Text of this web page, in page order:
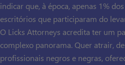
indicar que, à época, apenas 1%
escritórios que participaram do
O Licks Attorneys acredita ter um
complexo panorama. Quer atrair,
profissionais negros e negras,